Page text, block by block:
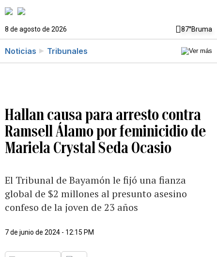
8 de agosto de 2026 87°Bruma
Noticias Tribunales
Hallan causa para arresto contra
Ramsell Álamo por feminicidio de
Mariela Crystal Seda Ocasio
El Tribunal de Bayamón le fijó una fianza
global de $2 millones al presunto asesino
confeso de la joven de 23 años
7 de junio de 2024 - 12:15 PM